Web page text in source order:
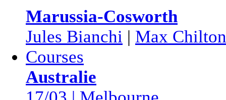
Marussia-Cosworth
Jules Bianchi | Max Chilton
Courses
Australie